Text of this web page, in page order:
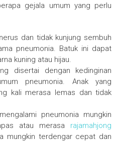
gejala umum yang perlu
dan tidak kunjung sembuh
pneumonia. Batuk ini dapat
kuning atau hijau.
disertai dengan kedinginan
pneumonia. Anak yang
kali merasa lemas dan tidak
pneumonia mungkin
atau merasa rajamahjong
mungkin terdengar cepat dan